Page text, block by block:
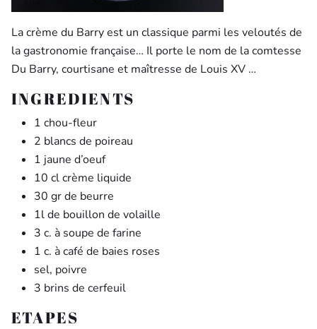
La crème du Barry est un classique parmi les veloutés de
la gastronomie française… Il porte le nom de la comtesse
Du Barry, courtisane et maîtresse de Louis XV …
INGREDIENTS
1 chou-fleur
2 blancs de poireau
1 jaune d’oeuf
10 cl crème liquide
30 gr de beurre
1l de bouillon de volaille
3 c. à soupe de farine
1 c. à café de baies roses
sel, poivre
3 brins de cerfeuil
ETAPES